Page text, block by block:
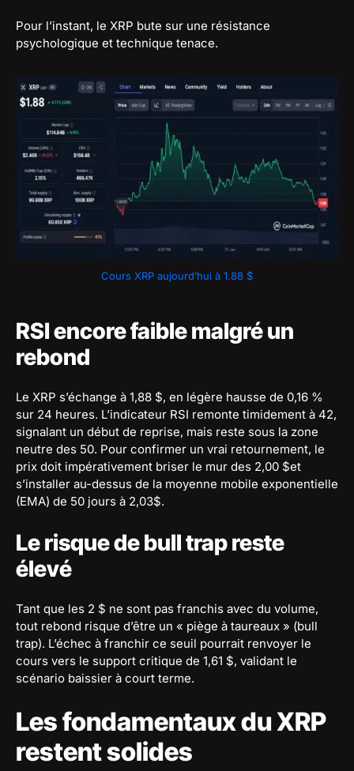
Pour l’instant, le XRP bute sur une résistance
psychologique et technique tenace.
Cours XRP aujourd’hui à 1.88 $
RSI encore faible malgré un
rebond
Le XRP s’échange à 1,88 $, en légère hausse de 0,16 %
sur 24 heures. L’indicateur RSI remonte timidement à 42,
signalant un début de reprise, mais reste sous la zone
neutre des 50. Pour confirmer un vrai retournement, le
prix doit impérativement briser le mur des 2,00 $et
s’installer au-dessus de la moyenne mobile exponentielle
(EMA) de 50 jours à 2,03$.
Le risque de bull trap reste
élevé
Tant que les 2 $ ne sont pas franchis avec du volume,
tout rebond risque d’être un « piège à taureaux » (bull
trap). L’échec à franchir ce seuil pourrait renvoyer le
cours vers le support critique de 1,61 $, validant le
scénario baissier à court terme.
Les fondamentaux du XRP
restent solides